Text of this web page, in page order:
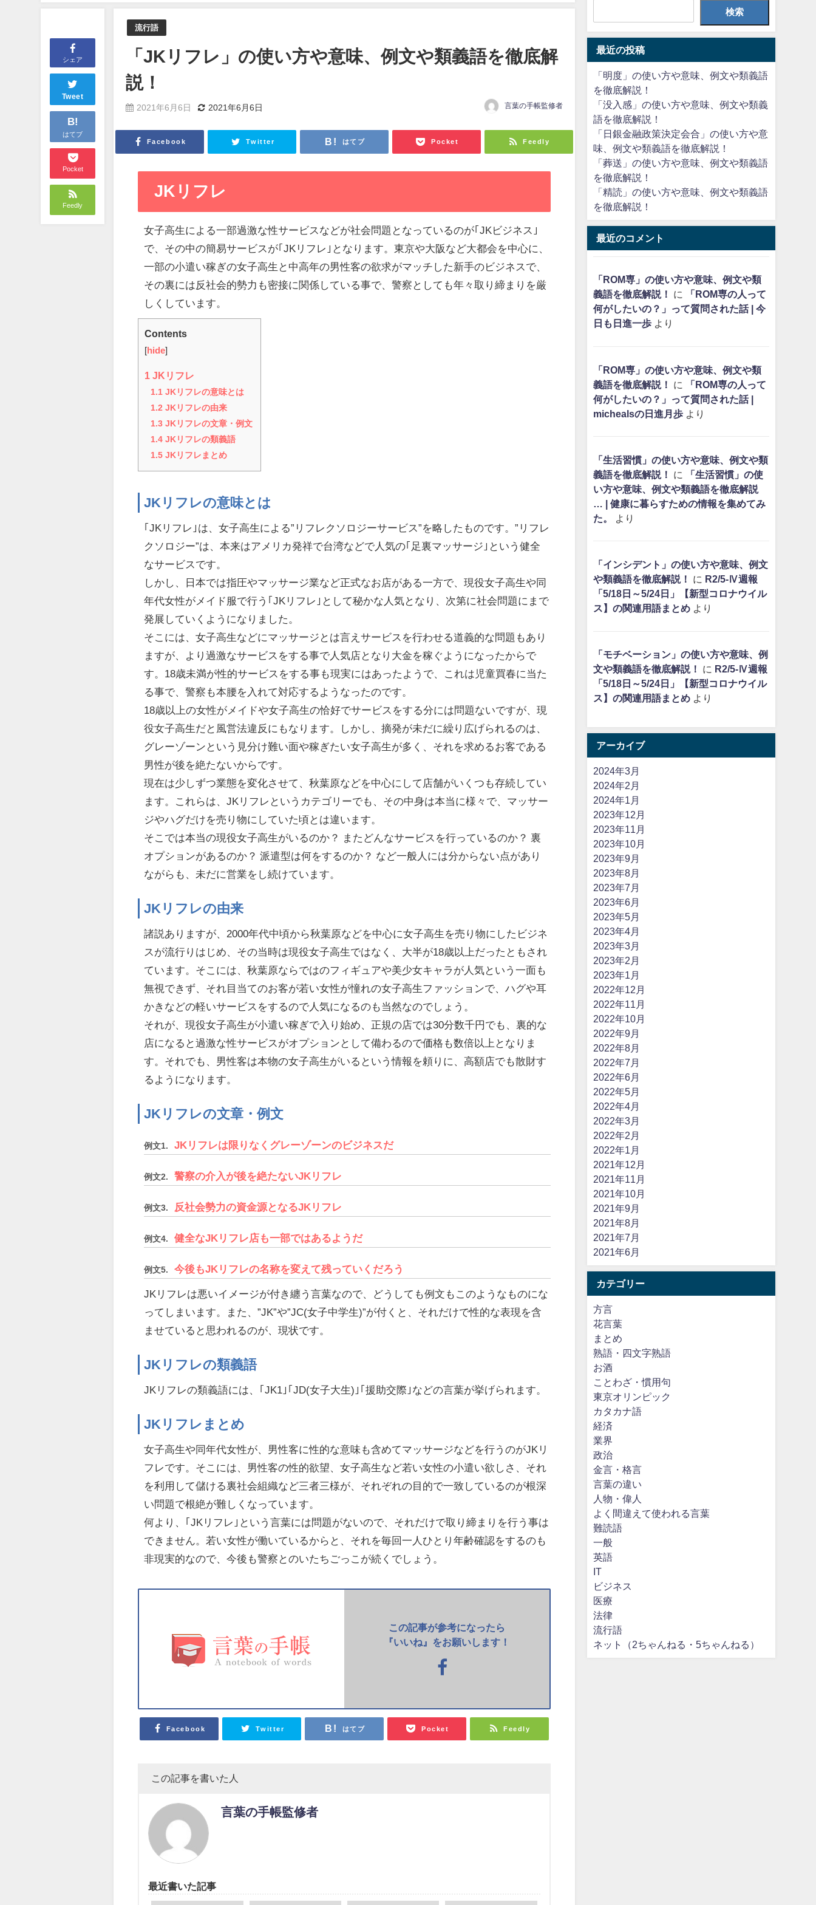
シェア
Tweet
B!
はてブ
Pocket
Feedly
流行語
「JKリフレ」の使い方や意味、例文や類義語を徹底解
説！
2021年6月6日 2021年6月6日 言葉の手帳監修者
Facebook Twitter はてブ Pocket Feedly
JKリフレ
女子高生による一部過激な性サービスなどが社会問題となっているのが｢JKビジネス｣
で、その中の簡易サービスが｢JKリフレ｣となります。東京や大阪など大都会を中心に、
一部の小遣い稼ぎの女子高生と中高年の男性客の欲求がマッチした新手のビジネスで、
その裏には反社会的勢力も密接に関係している事で、警察としても年々取り締まりを厳
しくしています。
Contents
[ hide]
1 JKリフレ
1.1 JKリフレの意味とは
1.2 JKリフレの由来
1.3 JKリフレの文章・例文
1.4 JKリフレの類義語
1.5 JKリフレまとめ
JKリフレの意味とは
｢JKリフレ｣は、女子高生による”リフレクソロジーサービス”を略したものです。”リフレ
クソロジー”は、本来はアメリカ発祥で台湾などで人気の｢足裏マッサージ｣という健全
なサービスです。
しかし、日本では指圧やマッサージ業など正式なお店がある一方で、現役女子高生や同
年代女性がメイド服で行う｢JKリフレ｣として秘かな人気となり、次第に社会問題にまで
発展していくようになりました。
そこには、女子高生などにマッサージとは言えサービスを行わせる道義的な問題もあり
ますが、より過激なサービスをする事で人気店となり大金を稼ぐようになったからで
す。18歳未満が性的サービスをする事も現実にはあったようで、これは児童買春に当た
る事で、警察も本腰を入れて対応するようなったのです。
18歳以上の女性がメイドや女子高生の恰好でサービスをする分には問題ないですが、現
役女子高生だと風営法違反にもなります。しかし、摘発が未だに繰り広げられるのは、
グレーゾーンという見分け難い面や稼ぎたい女子高生が多く、それを求めるお客である
男性が後を絶たないからです。
現在は少しずつ業態を変化させて、秋葉原などを中心にして店舗がいくつも存続してい
ます。これらは、JKリフレというカテゴリーでも、その中身は本当に様々で、マッサー
ジやハグだけを売り物にしていた頃とは違います。
そこでは本当の現役女子高生がいるのか？ またどんなサービスを行っているのか？ 裏
オプションがあるのか？ 派遣型は何をするのか？ など一般人には分からない点があり
ながらも、未だに営業をし続けています。
JKリフレの由来
諸説ありますが、2000年代中頃から秋葉原などを中心に女子高生を売り物にしたビジネ
スが流行りはじめ、その当時は現役女子高生ではなく、大半が18歳以上だったともされ
ています。そこには、秋葉原ならではのフィギュアや美少女キャラが人気という一面も
無視できず、それ目当てのお客が若い女性が憧れの女子高生ファッションで、ハグや耳
かきなどの軽いサービスをするので人気になるのも当然なのでしょう。
それが、現役女子高生が小遣い稼ぎで入り始め、正規の店では30分数千円でも、裏的な
店になると過激な性サービスがオプションとして備わるので価格も数倍以上となりま
す。それでも、男性客は本物の女子高生がいるという情報を頼りに、高額店でも散財す
るようになります。
JKリフレの文章・例文
例文1. JKリフレは限りなくグレーゾーンのビジネスだ
例文2. 警察の介入が後を絶たないJKリフレ
例文3. 反社会勢力の資金源となるJKリフレ
例文4. 健全なJKリフレ店も一部ではあるようだ
例文5. 今後もJKリフレの名称を変えて残っていくだろう
JKリフレは悪いイメージが付き纏う言葉なので、どうしても例文もこのようなものにな
ってしまいます。また、”JK”や”JC(女子中学生)”が付くと、それだけで性的な表現を含
ませていると思われるのが、現状です。
JKリフレの類義語
JKリフレの類義語には、｢JK1｣｢JD(女子大生)｣｢援助交際｣などの言葉が挙げられます。
JKリフレまとめ
女子高生や同年代女性が、男性客に性的な意味も含めてマッサージなどを行うのがJKリ
フレです。そこには、男性客の性的欲望、女子高生など若い女性の小遣い欲しさ、それ
を利用して儲ける裏社会組織など三者三様が、それぞれの目的で一致しているのが根深
い問題で根絶が難しくなっています。
何より、｢JKリフレ｣という言葉には問題がないので、それだけで取り締まりを行う事は
できません。若い女性が働いているからと、それを毎回一人ひとり年齢確認をするのも
非現実的なので、今後も警察とのいたちごっこが続くでしょう。
この記事が参考になったら
『いいね』をお願いします！
Facebook Twitter はてブ Pocket Feedly
この記事を書いた人
言葉の手帳監修者
最近書いた記事
検索
最近の投稿
「明度」の使い方や意味、例文や類義語
を徹底解説！
「没入感」の使い方や意味、例文や類義
語を徹底解説！
「日銀金融政策決定会合」の使い方や意
味、例文や類義語を徹底解説！
「葬送」の使い方や意味、例文や類義語
を徹底解説！
「精読」の使い方や意味、例文や類義語
を徹底解説！
最近のコメント
「ROM専」の使い方や意味、例文や類
義語を徹底解説！
に
「ROM専の人って
何がしたいの？」って質問された話 | 今
日も日進一歩より
「ROM専」の使い方や意味、例文や類
義語を徹底解説！
に
「ROM専の人って
何がしたいの？」って質問された話 |
michealsの日進月歩より
「生活習慣」の使い方や意味、例文や類
義語を徹底解説！
に
「生活習慣」の使
い方や意味、例文や類義語を徹底解説
… | 健康に暮らすための情報を集めてみ
た。
より
「インシデント」の使い方や意味、例文
や類義語を徹底解説！
に R2/5-Ⅳ週報
「5/18日～5/24日」【新型コロナウイル
ス】の関連用語まとめより
「モチベーション」の使い方や意味、例
文や類義語を徹底解説！
に R2/5-Ⅳ週報
「5/18日～5/24日」【新型コロナウイル
ス】の関連用語まとめより
アーカイブ
2024年3月
2024年2月
2024年1月
2023年12月
2023年11月
2023年10月
2023年9月
2023年8月
2023年7月
2023年6月
2023年5月
2023年4月
2023年3月
2023年2月
2023年1月
2022年12月
2022年11月
2022年10月
2022年9月
2022年8月
2022年7月
2022年6月
2022年5月
2022年4月
2022年3月
2022年2月
2022年1月
2021年12月
2021年11月
2021年10月
2021年9月
2021年8月
2021年7月
2021年6月
カテゴリー
方言
花言葉
まとめ
熟語・四文字熟語
お酒
ことわざ・慣用句
東京オリンピック
カタカナ語
経済
業界
政治
金言・格言
言葉の違い
人物・偉人
よく間違えて使われる言葉
難読語
一般
英語
IT
ビジネス
医療
法律
流行語
ネット（2ちゃんねる・5ちゃんねる）